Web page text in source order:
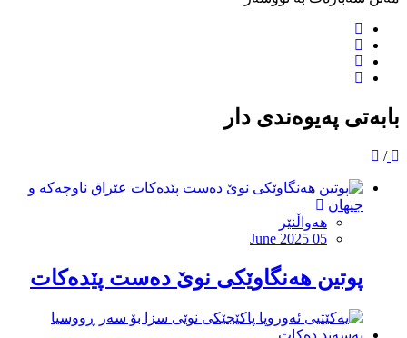
بابەتی پەیوەندی دار
/
عێراق ناوچەکە و
جیهان
هەواڵنێر
June 2025 05
پوتین هەنگاوێکی نوێ دەست پێدەکات